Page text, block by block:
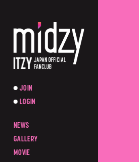
JOIN
LOGIN
NEWS
GALLERY
MOVIE